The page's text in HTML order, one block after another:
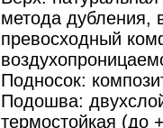
метода дубления,
превосходный
Подносок:
Подошва:
термостойкая (до